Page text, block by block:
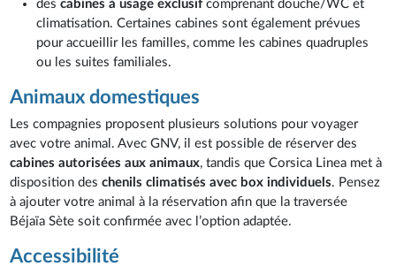
descabines à usage exclusifcomprenant douche/WC et
climatisation. Certaines cabines sont également prévues
pour accueillir les familles, comme les cabines quadruples
ou les suites familiales.
Animaux domestiques
Les compagnies proposent plusieurs solutions pour voyager
avec votre animal. Avec GNV, il est possible de réserver des
cabines autorisées aux animaux, tandis que Corsica Linea met à
disposition deschenils climatisés avec box individuels. Pensez
à ajouter votre animal à la réservation afin que la traversée
Béjaïa Sète soit confirmée avec l’option adaptée.
Accessibilité